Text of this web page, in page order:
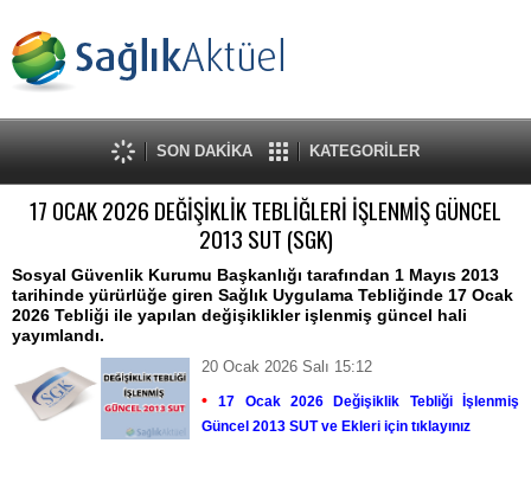
SON DAKİKA KATEGORİLER
17 OCAK 2026 DEĞİŞİKLİK TEBLİĞLERİ İŞLENMİŞ GÜNCEL
2013 SUT (SGK)
Sosyal Güvenlik Kurumu Başkanlığı tarafından 1 Mayıs 2013
tarihinde yürürlüğe giren Sağlık Uygulama Tebliğinde 17 Ocak
2026 Tebliği ile yapılan değişiklikler işlenmiş güncel hali
yayımlandı.
20 Ocak 2026 Salı 15:12
•
17 Ocak 2026 Değişiklik Tebliği İşlenmiş
Güncel 2013 SUT ve Ekleri için tıklayınız